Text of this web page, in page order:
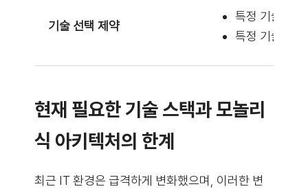
기술 선택 제약
특정 기술 스
특정 기술에
현재 필요한 기술 스택과 모놀리
식 아키텍처의 한계
최근 IT 환경은 급격하게 변화했으며, 이러한 변